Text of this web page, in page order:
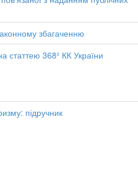
збагаченню
статтею 368² КК України
підручник